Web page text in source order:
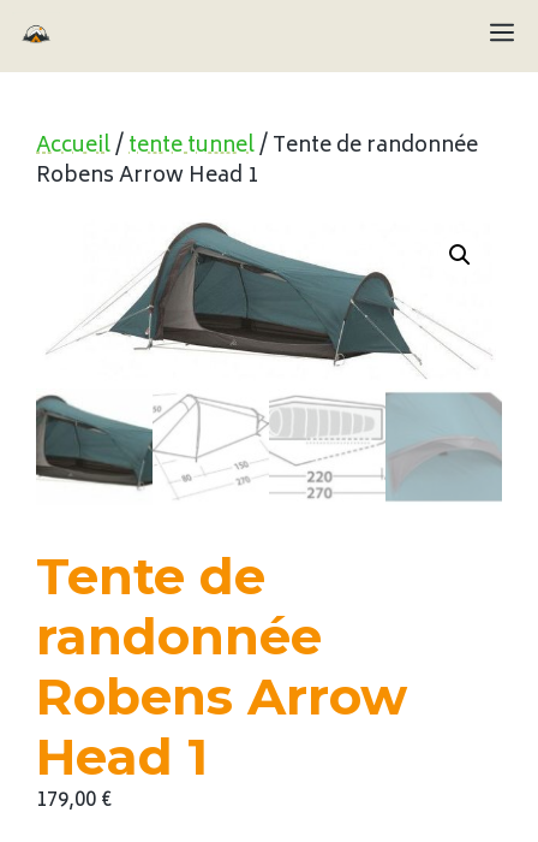
au
contenu
Accueil/tente tunnel/ Tente de randonnée
Robens Arrow Head 1
Tente de
randonnée
Robens Arrow
Head 1
179,00€